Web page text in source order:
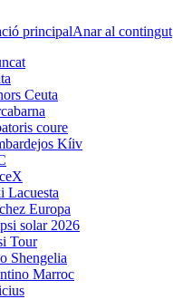
principalAnar al contingut
Ceuta
coure
Kíiv
Lacuesta
Europa
solar 2026
Tour
Shengelia
Marroc